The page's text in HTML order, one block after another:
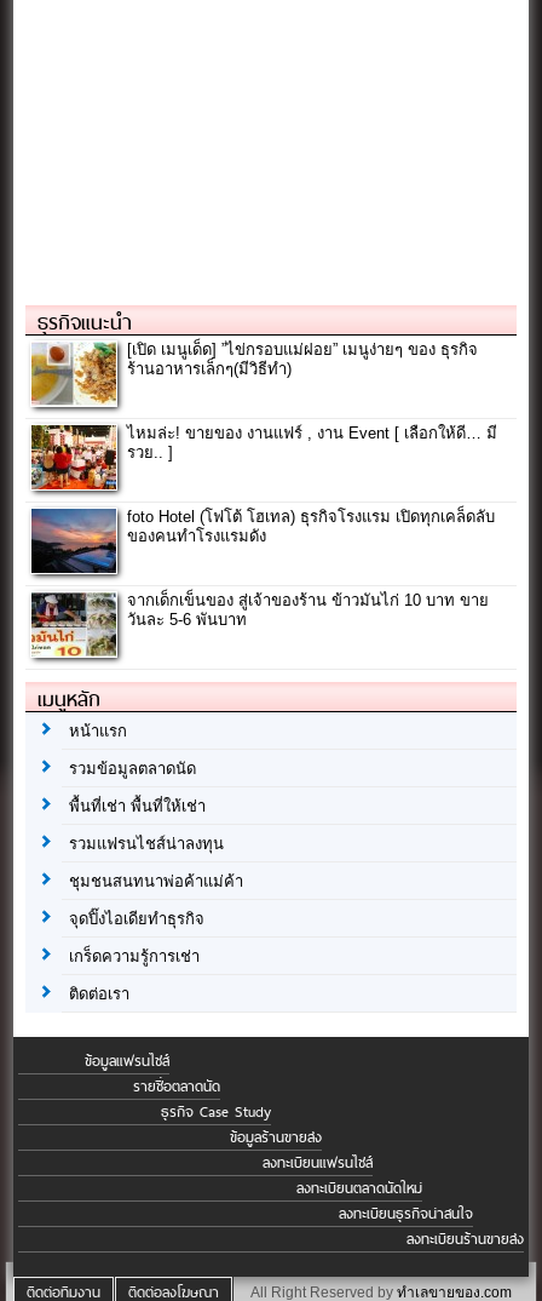
ธุรกิจแนะนำ
[เปิด เมนูเด็ด] ”ไข่กรอบแม่ฝอย” เมนูง่ายๆ ของ ธุรกิจ
ร้านอาหารเล็กๆ(มีวิธีทำ)
ไหมล่ะ! ขายของ งานแฟร์ , งาน Event [ เลือกให้ดี… มี
รวย.. ]
foto Hotel (โฟโต้ โฮเทล) ธุรกิจโรงแรม เปิดทุกเคล็ดลับ
ของคนทำโรงแรมดัง
จากเด็กเข็นของ สู่เจ้าของร้าน ข้าวมันไก่ 10 บาท ขาย
วันละ 5-6 พันบาท
เมนูหลัก
หน้าแรก
รวมข้อมูลตลาดนัด
พื้นที่เช่า พื้นที่ให้เช่า
รวมแฟรนไชส์น่าลงทุน
ชุมชนสนทนาพ่อค้าแม่ค้า
จุดปิ๊งไอเดียทำธุรกิจ
เกร็ดความรู้การเช่า
ติดต่อเรา
ข้อมูลแฟรนไชส์
รายชื่อตลาดนัด
ธุรกิจ Case Study
ข้อมูลร้านขายส่ง
ลงทะเบียนแฟรนไชส์
ลงทะเบียนตลาดนัดใหม่
ลงทะเบียนธุรกิจน่าสนใจ
ลงทะเบียนร้านขายส่ง
ติดต่อทีมงาน ติดต่อลงโฆษณา All Right Reserved by ทำเลขายของ.com